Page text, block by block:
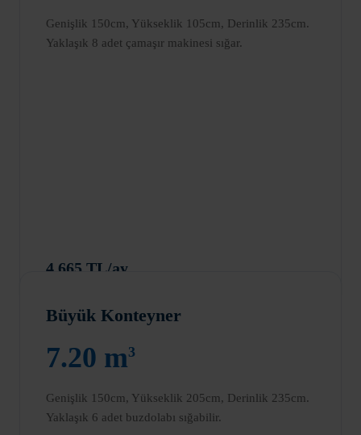
Genişlik 150cm, Yükseklik 105cm, Derinlik 235cm.
Yaklaşık 8 adet çamaşır makinesi sığar.
4.665 TL/ay
Büyük Konteyner
7.20 m3
Genişlik 150cm, Yükseklik 205cm, Derinlik 235cm.
Yaklaşık 6 adet buzdolabı sığabilir.